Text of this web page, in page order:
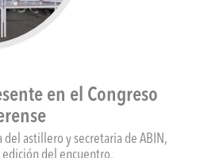
en el Congreso
astillero y secretaria de ABIN,
del encuentro.